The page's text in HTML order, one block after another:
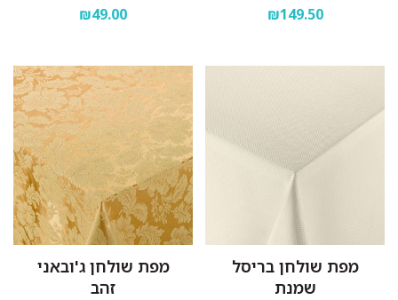
₪149.50
₪49.00
מפת שולחן בריסל
שמנת
מפת שולחן ג'ובאני
זהב